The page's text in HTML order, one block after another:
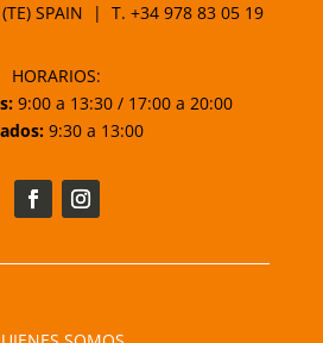
(TE) SPAIN | T.+34 978 83 05 19
HORARIOS:
9:00 a 13:30 / 17:00 a 20:00
9:30 a 13:00